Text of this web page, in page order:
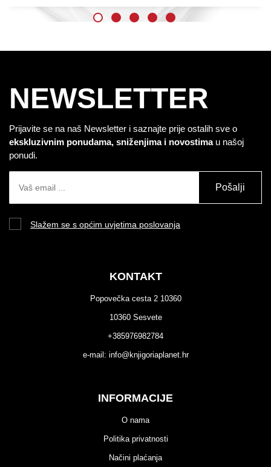
NEWSLETTER
Prijavite se na naš Newsletter i saznajte prije ostalih sve o
ekskluzivnim ponudama, sniženjima i novostimau našoj
ponudi.
Pošalji
Slažem se s općim uvjetima poslovanja
KONTAKT
Popovečka cesta 2 10360
10360 Sesvete
+385976982784
e-mail: info@knjigoriaplanet.hr
INFORMACIJE
O nama
Politika privatnosti
Načini plaćanja